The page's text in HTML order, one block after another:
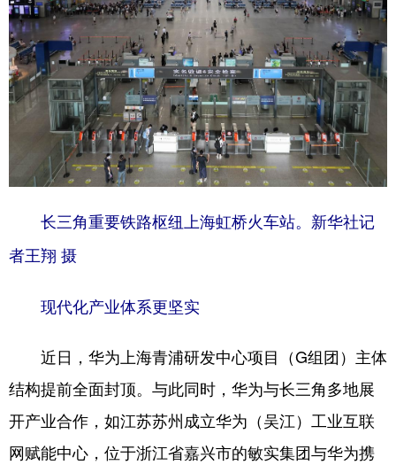
长三角重要铁路枢纽上海虹桥火车站。 新华社记
者王翔 摄
现代化产业体系更坚实
近日，华为上海青浦研发中心项目（G组团）主体
结构提前全面封顶。与此同时，华为与长三角多地展
开产业合作，如江苏苏州成立华为（吴江）工业互联
网赋能中心，位于浙江省嘉兴市的敏实集团与华为携